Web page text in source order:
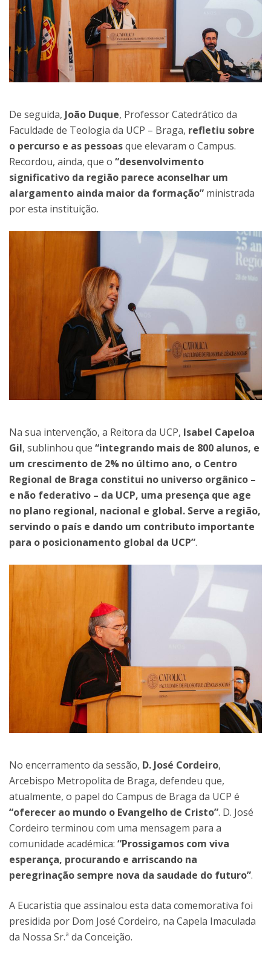
De seguida, João Duque, Professor Catedrático da
Faculdade de Teologia da UCP – Braga, refletiu sobre
o percurso e as pessoasque elevaram o Campus.
Recordou, ainda, que o “desenvolvimento
significativo da região parece aconselhar um
alargamento ainda maior da formação” ministrada
por esta instituição.
Na sua intervenção, a Reitora da UCP, Isabel Capeloa
Gil, sublinhou que “integrando mais de 800 alunos, e
um crescimento de 2% no último ano, o Centro
Regional de Braga constitui no universo orgânico –
e não federativo – da UCP, uma presença que age
no plano regional, nacional e global. Serve a região,
servindo o país e dando um contributo importante
para o posicionamento global da UCP”.
No encerramento da sessão, D. José Cordeiro,
Arcebispo Metropolita de Braga, defendeu que,
atualmente, o papel do Campus de Braga da UCP é
“oferecer ao mundo o Evangelho de Cristo”. D. José
Cordeiro terminou com uma mensagem para a
comunidade académica: “Prossigamos com viva
esperança, procurando e arriscando na
peregrinação sempre nova da saudade do futuro”.
A Eucaristia que assinalou esta data comemorativa foi
presidida por Dom José Cordeiro, na Capela Imaculada
da Nossa Sr.ª da Conceição.